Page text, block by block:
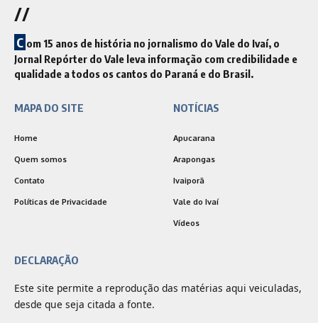
//
C om 15 anos de história no jornalismo do Vale do Ivaí, o
Jornal Repórter do Vale leva informação com credibilidade e
qualidade a todos os cantos do Paraná e do Brasil.
MAPA DO SITE
Home
Quem somos
Contato
Políticas de Privacidade
NOTÍCIAS
Apucarana
Arapongas
Ivaiporã
Vale do Ivaí
Vídeos
DECLARAÇÃO
Este site permite a reprodução das matérias aqui veiculadas,
desde que seja citada a fonte.